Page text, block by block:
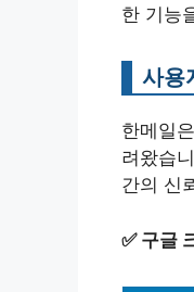
한 기능
사용
한메일
려왔습
간의 신
✅ 구글